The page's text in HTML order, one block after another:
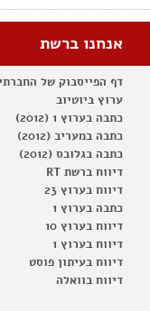
אנחנו ברשת
דף הפייסבוק של
ערוץ ביוטיוב
כתבה בערוץ 1 (2012)
כתבה במעריב (2012)
כתבה בגלובס (2012)
דיווח ברשת RT
דיווח בערוץ 23
כתבה בערוץ 1
דיווח בערוץ 10
דיווח בערוץ 1
דיווח בעיתון פוסט
דיווח בוואלה